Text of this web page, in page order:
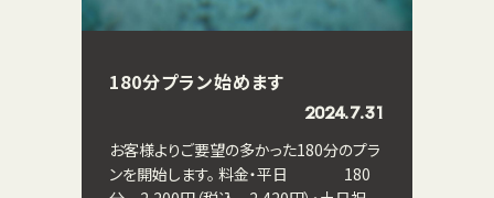
180分プラン始めます
2024.7.31
お客様よりご要望の多かった180分のプラ
ンを開始します。 料金・平日 180